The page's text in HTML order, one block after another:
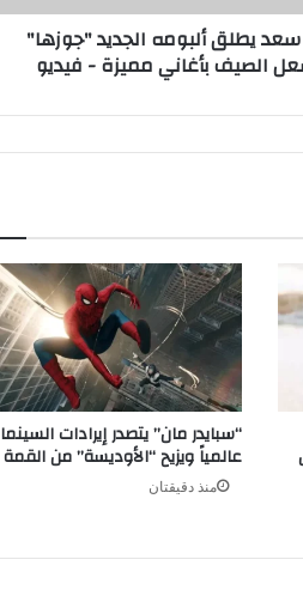
يطلق ألبومه الجديد "جوزها"
الصيف بأغاني مميزة - فيديو
“سبايدر مان” يتصدر إيرادات السينما
عالمياً ويزيح “الأوديسة” من القمة
منذ دقيقتان